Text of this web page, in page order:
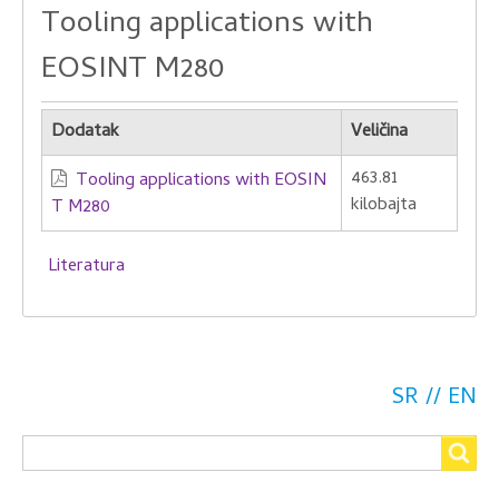
Tooling applications with
EOSINT M280
Dodatak
Veličina
Tooling applications with EOSIN
T M280
463.81
kilobajta
Literatura
SR EN
Search